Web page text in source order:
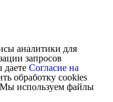
аналитики для
запросов
даете Согласие на
обработку cookies
Мы используем файлы